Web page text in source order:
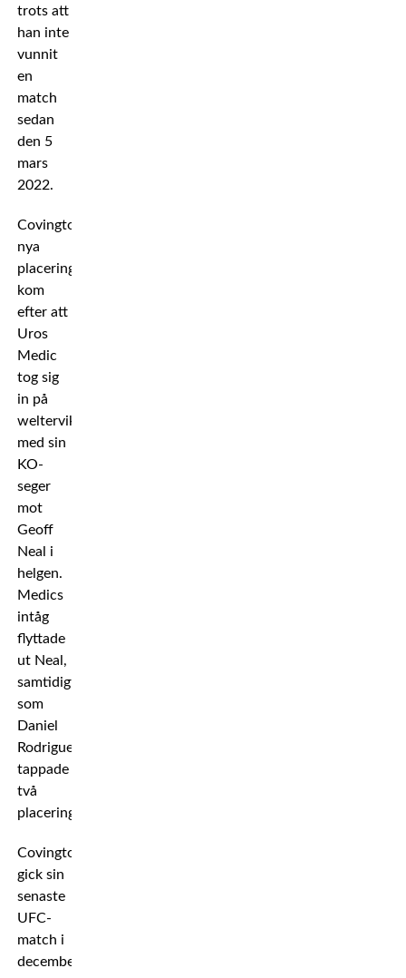
trots att
han inte
vunnit
en
match
sedan
den 5
mars
2022.
Covingtons
nya
placering
kom
efter att
Uros
Medic
tog sig
in på
welterviktsrankingen
med sin
KO-
seger
mot
Geoff
Neal i
helgen.
Medics
intåg
flyttade
ut Neal,
samtidigt
som
Daniel
Rodriguez
tappade
två
placeringar.
Covington
gick sin
senaste
UFC-
match i
december